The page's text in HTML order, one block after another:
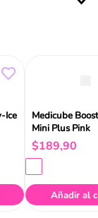
Mini Plus Pink
$189,90
Añadir al